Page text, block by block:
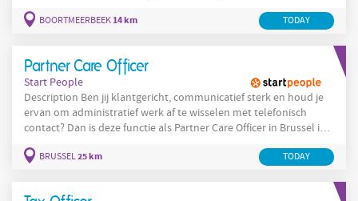
je daarnaast klantgericht en hou je van afwisseling ? Dan ben jij
van
BOORTMEERBEEK14 km TODAY
Partner Care Officer
Start People
Description Ben jij klantgericht, communicatief sterk en houd je
ervan om administratief werk af te wisselen met telefonisch
contact? Dan is deze functie als Partner Care Officer in Brussel iets
telefonisch contact met administratieve ondersteuning. Je helpt
BRUSSEL25 km TODAY